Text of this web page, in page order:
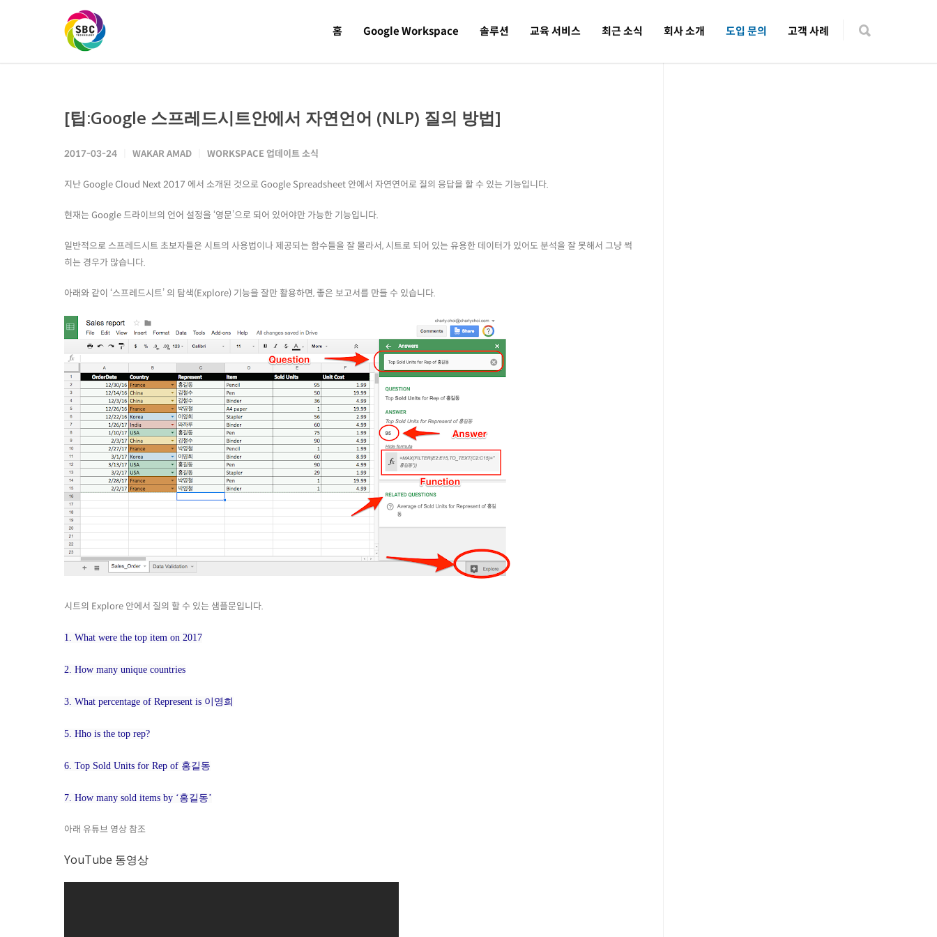
홈 Google Workspace 솔루션 교육 서비스 최근 소식 회사 소개 도입 문의 고객 사례
[팁:Google 스프레드시트안에서 자연언어 (NLP) 질의 방법]
2017-03-24 WAKAR AMAD WORKSPACE 업데이트 소식
지난 Google Cloud Next 2017 에서 소개된 것으로 Google Spreadsheet 안에서 자연연어로 질의 응답을 할 수 있는 기능입니다.
현재는 Google 드라이브의 언어 설정을 ‘영문’으로 되어 있어야만 가능한 기능입니다.
일반적으로 스프레드시트 초보자들은 시트의 사용법이나 제공되는 함수들을 잘 몰라서, 시트로 되어 있는 유용한 데이터가 있어도 분석을 잘 못해서 그냥 썩
히는 경우가 많습니다.
아래와 같이 ‘스프레드시트’ 의 탐색(Explore) 기능을 잘만 활용하면, 좋은 보고서를 만들 수 있습니다.
시트의 Explore 안에서 질의 할 수 있는 샘플문입니다.
1. What were the top item on 2017
2. How many unique countries
3. What percentage of Represent is 이영희
5. Hho is the top rep?
6. Top Sold Units for Rep of 홍길동
7. How many sold items by ‘홍길동’
아래 유튜브 영상 참조
YouTube 동영상